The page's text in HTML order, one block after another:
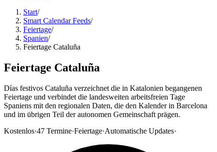
Start/
Smart Calendar Feeds/
Feiertage/
Spanien/
Feiertage Cataluña
Feiertage Cataluña
Días festivos Cataluña verzeichnet die in Katalonien begangenen
Feiertage und verbindet die landesweiten arbeitsfreien Tage
Spaniens mit den regionalen Daten, die den Kalender in Barcelona
und im übrigen Teil der autonomen Gemeinschaft prägen.
Kostenlos·47 Termine·Feiertage·Automatische Updates·